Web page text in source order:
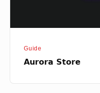
Guide
Aurora Store